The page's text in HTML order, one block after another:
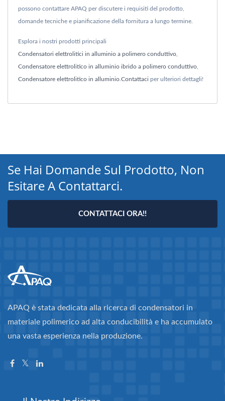
possono contattare APAQ per discutere i requisiti del prodotto,
domande tecniche e pianificazione della fornitura a lungo termine.
Esplora i nostri prodotti principali
Condensatori elettrolitici in alluminio a polimero conduttivo,
Condensatore elettrolitico in alluminio ibrido a polimero conduttivo,
Condensatore elettrolitico in alluminio.Contattaci per ulteriori dettagli!
Se Hai Domande Sul Prodotto, Non
Esitare A Contattarci.
CONTATTACI ORA!!
APAQ è stata dedicata alla ricerca di condensatori in
materiale polimerico ad alta conducibilità e ha accumulato
una vasta esperienza nella produzione.